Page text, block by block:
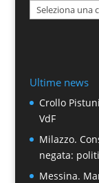
Categorie
Ultime news
Crollo
VdF
Milazzo.
negata:
Messina.